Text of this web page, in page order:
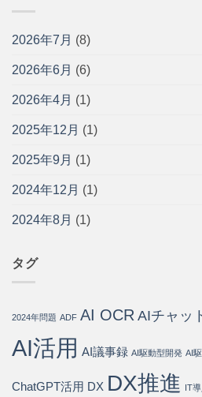
管
効
化
る
法
入
テ
小
業
現
に
り
添
パ
ト
発
の
い・
リ
ッ
導
手
を
底
解
説
は
ト
入
イ
問
合
せ
75%
ス
ト
80%
を
2026年7月 (8)
2026年6月 (6)
2026年4月 (1)
2025年12月 (1)
2025年9月 (1)
2024年12月 (1)
2024年8月 (1)
タグ
2024年問題 ADF AI OCR AIチャッ
AI活用 AI議事録 AI駆動型開発 AI
ChatGPT活用 DX DX推進 IT